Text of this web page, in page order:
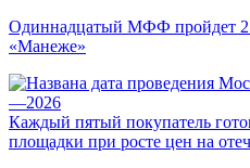
Одиннадцатый МФФ пройдет
«Манеже»
Каждый пятый покупатель
площадки при росте цен на